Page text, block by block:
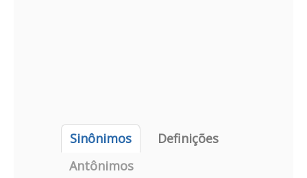
Sinônimos
Definições
Antônimos